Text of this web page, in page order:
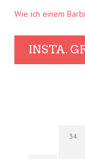
Wie ich einem
INSTA.
34